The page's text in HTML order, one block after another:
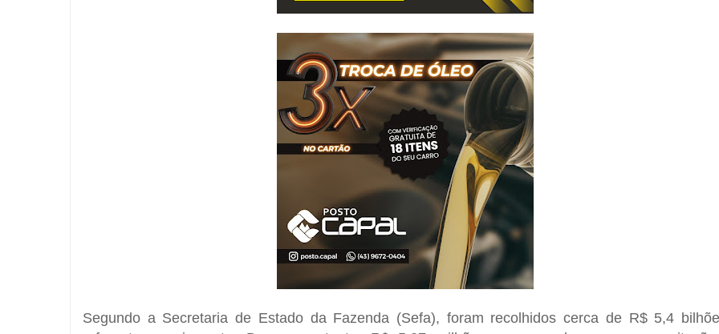
Segundo a Secretaria de Estado da Fazenda (Sefa), foram recolhidos cerca de R$ 5,4